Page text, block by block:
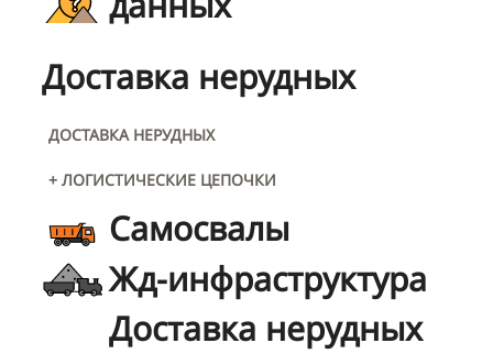
Доставка нерудных
ДОСТАВКА НЕРУДНЫХ
+ ЛОГИСТИЧЕСКИЕ ЦЕПОЧКИ
Самосвалы
Жд-инфраструктура
Доставка нерудных